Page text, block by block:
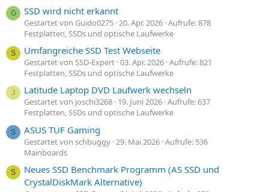
G SSD wird nicht erkannt
Gestartet von Guido0275 20. Apr. 2026 Aufrufe: 878
Festplatten, SSDs und optische Laufwerke
S Umfangreiche SSD Test Webseite
Gestartet von SSD-Expert 03. Apr. 2026 Aufrufe: 821
Festplatten, SSDs und optische Laufwerke
J Latitude Laptop DVD Laufwerk wechseln
Gestartet von joschi3268 19. Juni 2026 Aufrufe: 637
Festplatten, SSDs und optische Laufwerke
S ASUS TUF Gaming
Gestartet von schbuggy 29. Mai 2026 Aufrufe: 536
Mainboards
S
Neues SSD Benchmark Programm (AS SSD und
CrystalDiskMark Alternative)